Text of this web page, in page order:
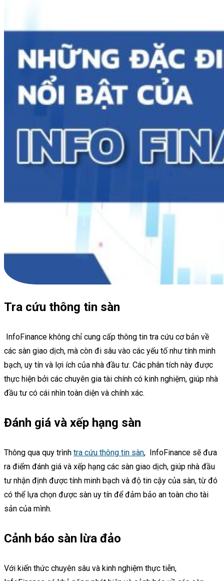
Tra cứu thông tin sàn
InfoFinance không chỉ cung cấp thông tin tra cứu cơ bản về
các sàn giao dịch, mà còn đi sâu vào các yếu tố như tính minh
bạch, uy tín và lợi ích của nhà đầu tư. Các phân tích này được
thực hiện bởi các chuyên gia tài chính có kinh nghiệm, giúp nhà
đầu tư có cái nhìn toàn diện và chính xác.
Đánh giá và xếp hạng sàn
Thông qua quy trình tra cứu thông tin sàn, InfoFinance sẽ đưa
ra điểm đánh giá và xếp hạng các sàn giao dịch, giúp nhà đầu
tư nhận định được tính minh bạch và độ tin cậy của sàn, từ đó
có thể lựa chọn được sàn uy tín để đảm bảo an toàn cho tài
sản của mình.
Cảnh báo sàn lừa đảo
Với kiến thức chuyên sâu và kinh nghiệm thực tiễn,